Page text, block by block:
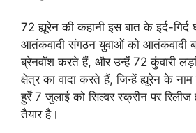
72 ह्यूरेन की कहानी इस बात के इर्द-
आतंकवादी संगठन युवाओं को आतंकवादी
ब्रेनवॉश करते हैं, और उन्हें 72 कुंवारी
क्षेत्र का वादा करते हैं, जिन्हें ह्यूरेन के
हुर्रें 7 जुलाई को सिल्वर स्क्रीन पर
तैयार है।